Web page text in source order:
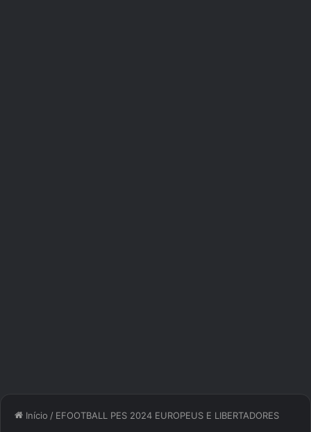
Início / EFOOTBALL PES 2024 EUROPEUS E LIBERTADORES